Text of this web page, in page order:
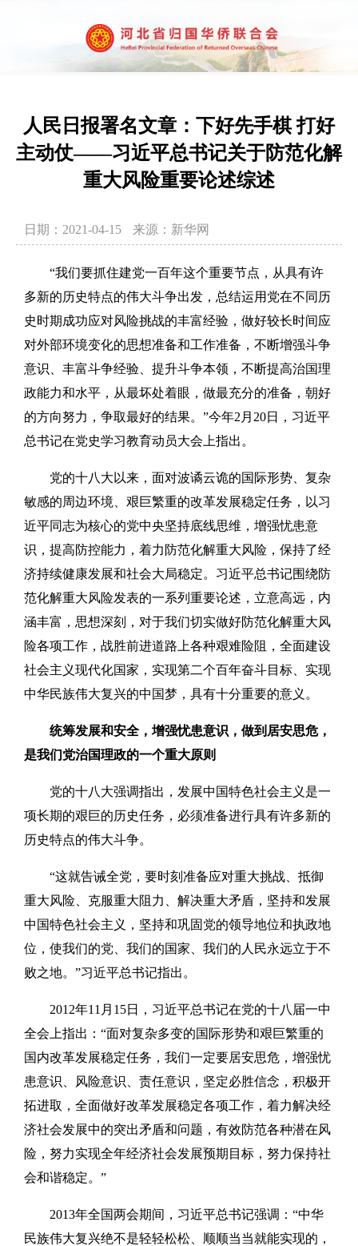
人民日报署名文章：下好先手棋 打好
主动仗——习近平总书记关于防范化解
重大风险重要论述综述
日期：2021-04-15 来源：新华网
“我们要抓住建党一百年这个重要节点，从具有许
多新的历史特点的伟大斗争出发，总结运用党在不同历
史时期成功应对风险挑战的丰富经验，做好较长时间应
对外部环境变化的思想准备和工作准备，不断增强斗争
意识、丰富斗争经验、提升斗争本领，不断提高治国理
政能力和水平，从最坏处着眼，做最充分的准备，朝好
的方向努力，争取最好的结果。”今年2月20日，习近平
总书记在党史学习教育动员大会上指出。
党的十八大以来，面对波谲云诡的国际形势、复杂
敏感的周边环境、艰巨繁重的改革发展稳定任务，以习
近平同志为核心的党中央坚持底线思维，增强忧患意
识，提高防控能力，着力防范化解重大风险，保持了经
济持续健康发展和社会大局稳定。习近平总书记围绕防
范化解重大风险发表的一系列重要论述，立意高远，内
涵丰富，思想深刻，对于我们切实做好防范化解重大风
险各项工作，战胜前进道路上各种艰难险阻，全面建设
社会主义现代化国家，实现第二个百年奋斗目标、实现
中华民族伟大复兴的中国梦，具有十分重要的意义。
统筹发展和安全，增强忧患意识，做到居安思危，
是我们党治国理政的一个重大原则
党的十八大强调指出，发展中国特色社会主义是一
项长期的艰巨的历史任务，必须准备进行具有许多新的
历史特点的伟大斗争。
“这就告诫全党，要时刻准备应对重大挑战、抵御
重大风险、克服重大阻力、解决重大矛盾，坚持和发展
中国特色社会主义，坚持和巩固党的领导地位和执政地
位，使我们的党、我们的国家、我们的人民永远立于不
败之地。”习近平总书记指出。
2012年11月15日，习近平总书记在党的十八届一中
全会上指出：“面对复杂多变的国际形势和艰巨繁重的
国内改革发展稳定任务，我们一定要居安思危，增强忧
患意识、风险意识、责任意识，坚定必胜信念，积极开
拓进取，全面做好改革发展稳定各项工作，着力解决经
济社会发展中的突出矛盾和问题，有效防范各种潜在风
险，努力实现全年经济社会发展预期目标，努力保持社
会和谐稳定。”
2013年全国两会期间，习近平总书记强调：“中华
民族伟大复兴绝不是轻轻松松、顺顺当当就能实现的，